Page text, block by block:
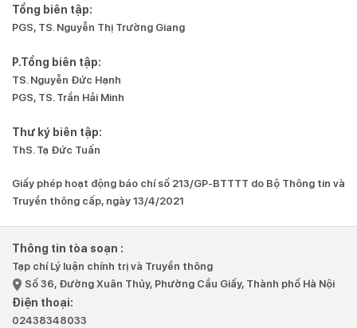
Tổng biên tập:
PGS, TS. Nguyễn Thị Trường Giang
P.Tổng biên tập:
TS. Nguyễn Đức Hạnh
PGS, TS. Trần Hải Minh
Thư ký biên tập:
ThS. Tạ Đức Tuấn
Giấy phép hoạt động báo chí số 213/GP-BTTTT do Bộ Thông tin và
Truyền thông cấp, ngày 13/4/2021
Thông tin tòa soạn :
Tạp chí Lý luận chính trị và Truyền thông
Số 36, Đường Xuân Thủy, Phường Cầu Giấy, Thành phố Hà Nội
Điện thoại:
02438348033